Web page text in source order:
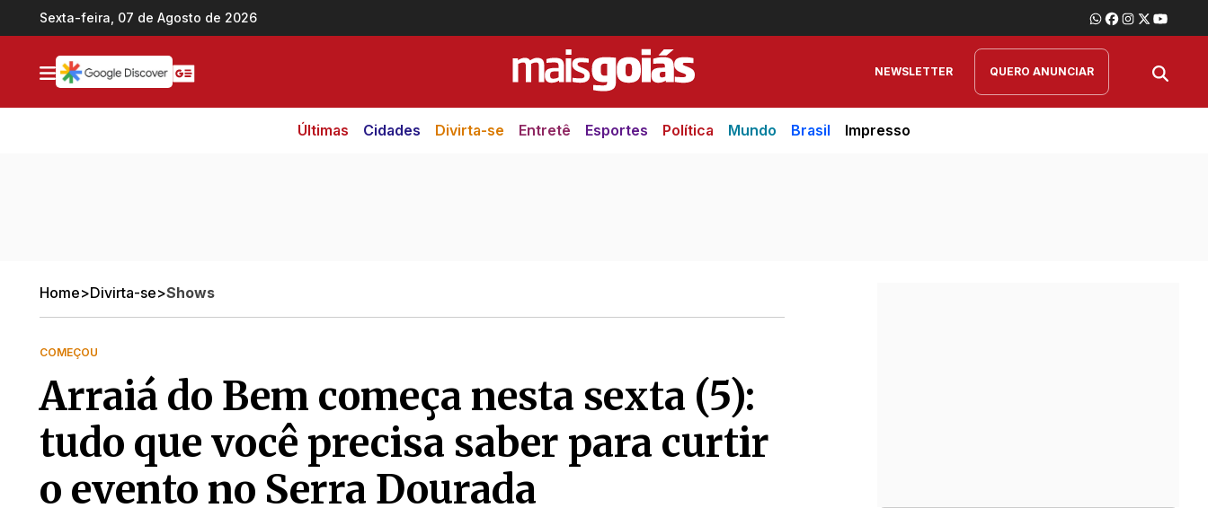
Ir direto pro conteúdo
Sexta-feira, 07 de Agosto de 2026
NEWSLETTER QUERO ANUNCIAR
Últimas Cidades Divirta-se Entretê Esportes Política Mundo Brasil Impresso
Home>Divirta-se>Shows
COMEÇOU
Arraiá do Bem começa nesta sexta (5):
tudo que você precisa saber para curtir
o evento no Serra Dourada